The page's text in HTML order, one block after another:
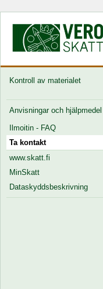
Kontroll av materialet
Anvisningar och hjälpmedel
Ilmoitin - FAQ
Ta kontakt
www.skatt.fi
MinSkatt
Dataskyddsbeskrivning